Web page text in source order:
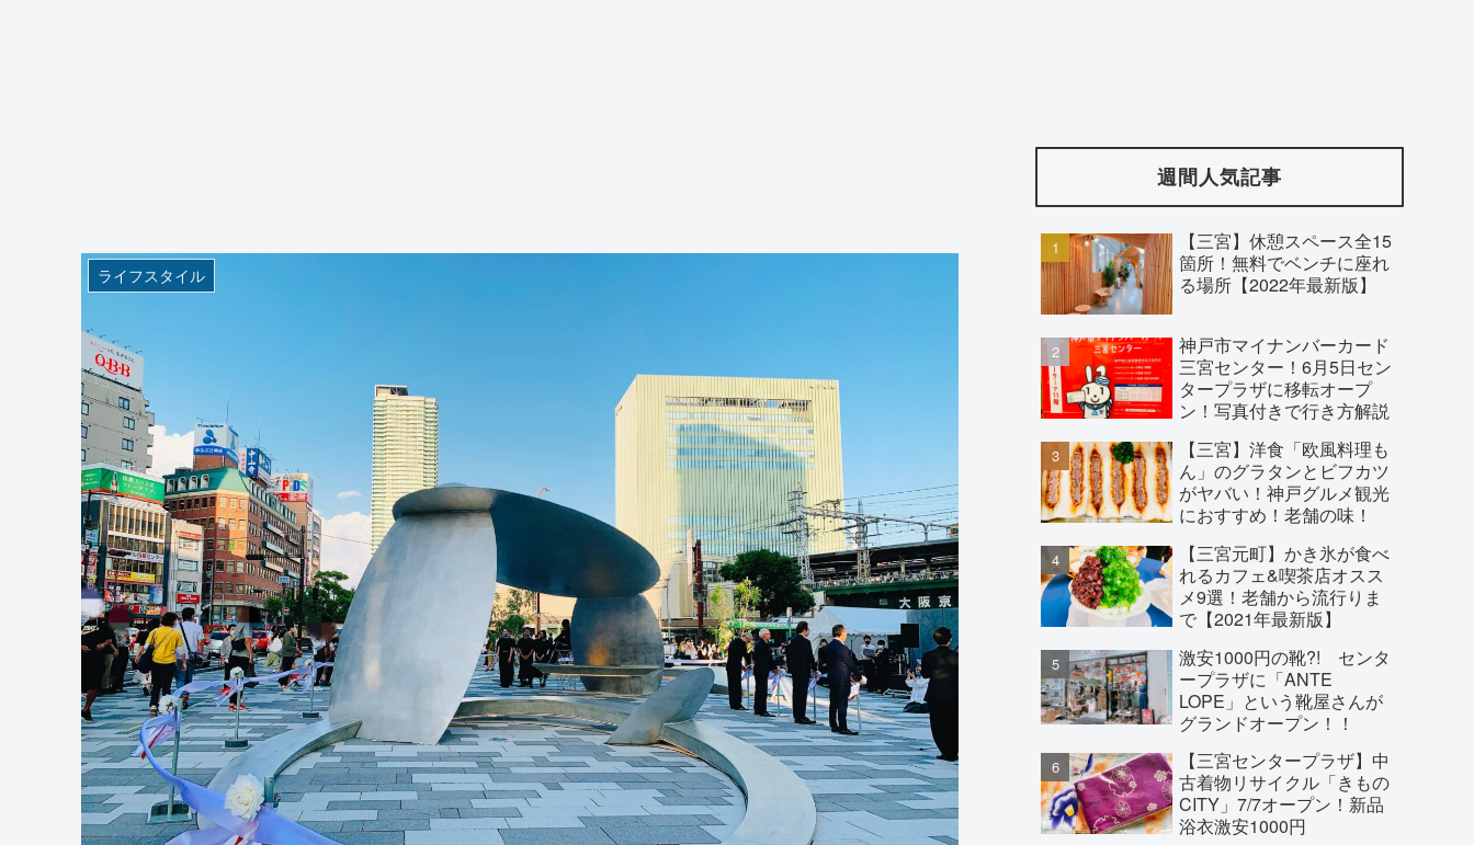
ライフスタイル
週間人気記事
【三宮】休憩スペース全15
箇所！無料でベンチに座れ
る場所【2022年最新版】
神戸市マイナンバーカード
三宮センター！6月5日セン
タープラザに移転オープ
ン！写真付きで行き方解説
【三宮】洋食「欧風料理も
ん」のグラタンとビフカツ
がヤバい！神戸グルメ観光
におすすめ！老舗の味！
【三宮元町】かき氷が食べ
れるカフェ&喫茶店オスス
メ9選！老舗から流行りま
で【2021年最新版】
激安1000円の靴?! センタ
ープラザに「ANTE
LOPE」という靴屋さんが
グランドオープン！！
【三宮センタープラザ】中
古着物リサイクル「きもの
CITY」7/7オープン！新品
浴衣激安1000円